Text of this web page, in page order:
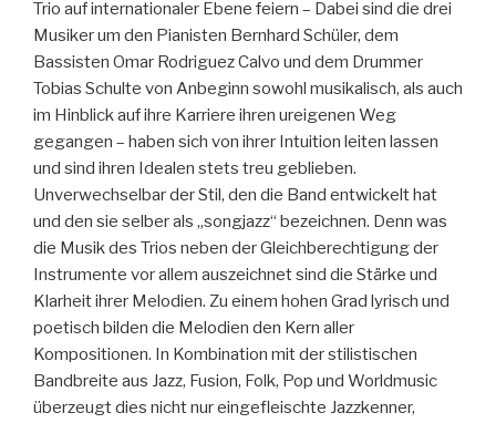
Trio auf internationaler Ebene feiern – Dabei sind die drei
Musiker um den Pianisten Bernhard Schüler, dem
Bassisten Omar Rodriguez Calvo und dem Drummer
Tobias Schulte von Anbeginn sowohl musikalisch, als auch
im Hinblick auf ihre Karriere ihren ureigenen Weg
gegangen – haben sich von ihrer Intuition leiten lassen
und sind ihren Idealen stets treu geblieben.
Unverwechselbar der Stil, den die Band entwickelt hat
und den sie selber als „songjazz“ bezeichnen. Denn was
die Musik des Trios neben der Gleichberechtigung der
Instrumente vor allem auszeichnet sind die Stärke und
Klarheit ihrer Melodien. Zu einem hohen Grad lyrisch und
poetisch bilden die Melodien den Kern aller
Kompositionen. In Kombination mit der stilistischen
Bandbreite aus Jazz, Fusion, Folk, Pop und Worldmusic
überzeugt dies nicht nur eingefleischte Jazzkenner,